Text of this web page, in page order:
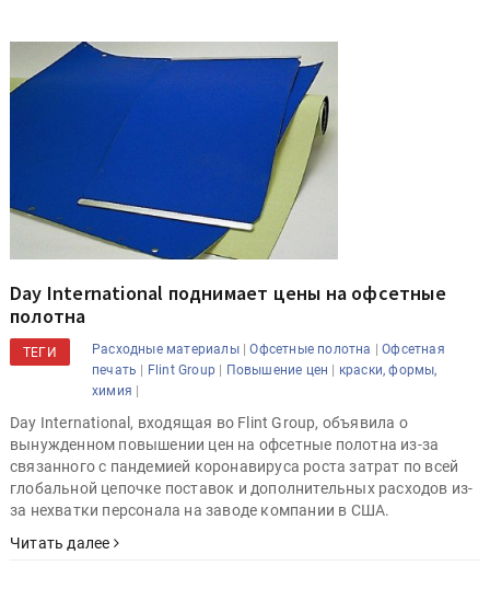
Day International поднимает цены на офсетные
полотна
ТЕГИ Расходные материалы|Офсетные полотна |Офсетная
печать | Flint Group | Повышение цен | краски, формы,
химия |
Day International, входящая во Flint Group, объявила о
вынужденном повышении цен на офсетные полотна из-за
связанного с пандемией коронавируса роста затрат по всей
глобальной цепочке поставок и дополнительных расходов из-
за нехватки персонала на заводе компании в США.
Читать далее